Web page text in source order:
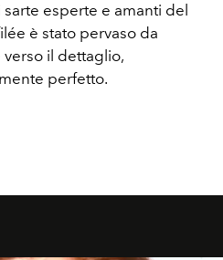
esperte e amanti del
è stato pervaso da
verso il dettaglio,
perfetto.